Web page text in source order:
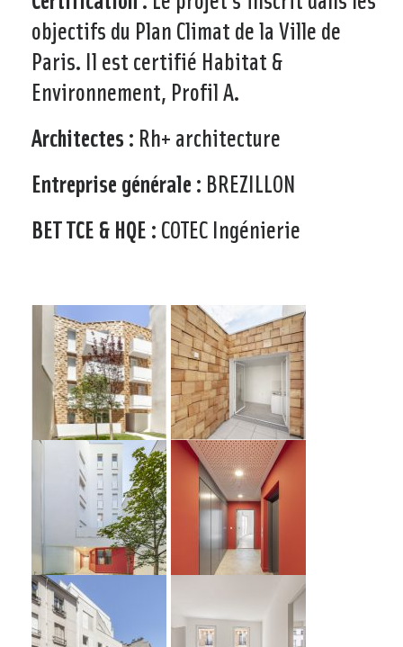
objectifs du Plan Climat de la Ville de
Paris. Il est certifié Habitat &
Environnement, Profil A.
Architectes : Rh+ architecture
Entreprise générale : BREZILLON
BET TCE & HQE : COTEC Ingénierie